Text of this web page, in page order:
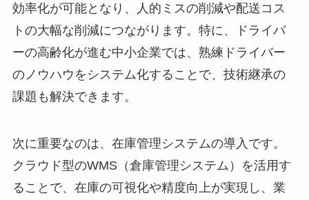
効率化が可能となり、人的ミスの削減や配送コス
トの大幅な削減につながります。特に、ドライバ
ーの高齢化が進む中小企業では、熟練ドライバー
のノウハウをシステム化することで、技術継承の
課題も解決できます。
次に重要なのは、在庫管理システムの導入です。
クラウド型のWMS（倉庫管理システム）を活用す
ることで、在庫の可視化や精度向上が実現し、業